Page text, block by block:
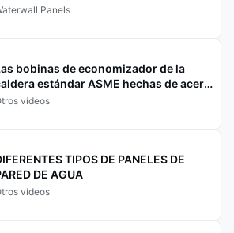
Panels
bobinas de economizador de la
estándar ASME hechas de acero
carbono con escudos y esposas
vídeos
TIPOS DE PANELES DE
DE AGUA
vídeos